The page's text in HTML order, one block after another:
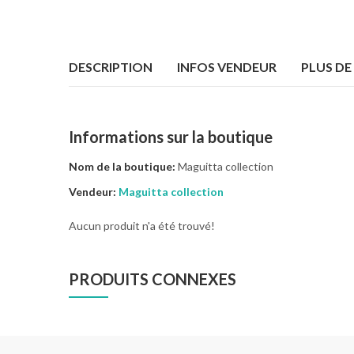
DESCRIPTION INFOS VENDEUR PLUS
Informations sur la boutique
Nom de la boutique: Maguitta collection
Vendeur: Maguitta collection
Aucun produit n'a été trouvé!
PRODUITS CONNEXES